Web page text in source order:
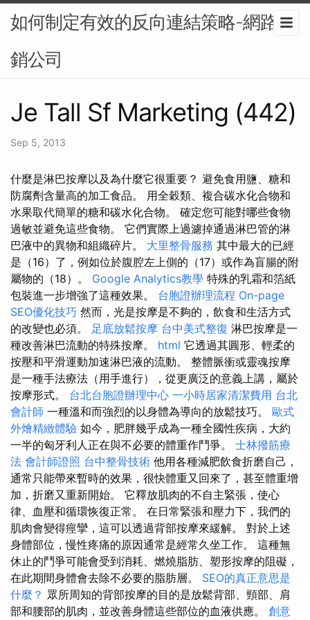
如何制定有效的反向連結策略-網路行
銷公司
Je Tall Sf Marketing (442)
Sep 5, 2013
什麼是淋巴按摩以及為什麼它很重要？ 避免食用鹽、糖和
防腐劑含量高的加工食品。 用全穀類、複合碳水化合物和
水果取代簡單的糖和碳水化合物。 確定您可能對哪些食物
過敏並避免這些食物。 它們實際上過濾掉通過淋巴管的淋
巴液中的異物和組織碎片。 大里整骨服務 其中最大的已經
是（16）了，例如位於腹腔左上側的（17）或作為盲腸的附
屬物的（18）。 Google Analytics教學 特殊的乳霜和箔紙
包裝進一步增強了這種效果。 台胞證辦理流程 On-page
SEO優化技巧 然而，光是按摩是不夠的，飲食和生活方式
的改變也必須。 足底放鬆按摩 台中美式整復 淋巴按摩是一
種改善淋巴流動的特殊按摩。 html 它透過其圓形、輕柔的
按壓和平滑運動加速淋巴液的流動。 整體脈衝或靈魂按摩
是一種手法療法（用手進行），從更廣泛的意義上講，屬於
按摩形式。 台北台胞證辦理中心 一小時居家清潔費用 台北
會計師 一種溫和而強烈的以身體為導向的放鬆技巧。 歐式
外燴精緻體驗 如今，肥胖幾乎成為一種全國性疾病，大約
一半的匈牙利人正在與不必要的體重作鬥爭。 士林撥筋療
法 會計師證照 台中整骨技術 他用各種減肥飲食折磨自己，
通常只能帶來暫時的效果，很快體重又回來了，甚至體重增
加，折磨又重新開始。 它釋放肌肉的不自主緊張，使心
律、血壓和循環恢復正常。 在日常緊張和壓力下，我們的
肌肉會變得痙攣，這可以透過背部按摩來緩解。 對於上述
身體部位，慢性疼痛的原因通常是經常久坐工作。 這種無
休止的鬥爭可能會受到消耗、燃燒脂肪、塑形按摩的阻礙，
在此期間身體會去除不必要的脂肪層。 SEO的真正意思是
什麼？ 眾所周知的背部按摩的目的是放鬆背部、頸部、肩
部和腰部的肌肉，並改善身體這些部位的血液供應。 創意